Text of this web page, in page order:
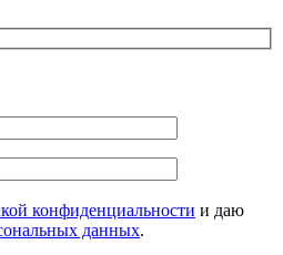
конфиденциальности и даю
данных.